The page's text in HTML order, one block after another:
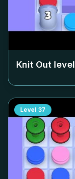
Knit Out level
Level 37